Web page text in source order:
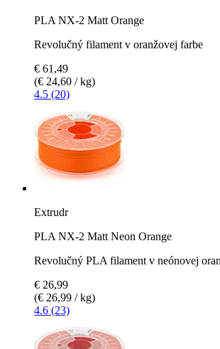
PLA NX-2 Matt Orange
Revolučný filament v oranžovej farbe
€ 61,49
(€ 24,60 / kg)
4.5 (20)
Extrudr
PLA NX-2 Matt Neon Orange
Revolučný PLA filament v neónovej
€ 26,99
(€ 26,99 / kg)
4.6 (23)